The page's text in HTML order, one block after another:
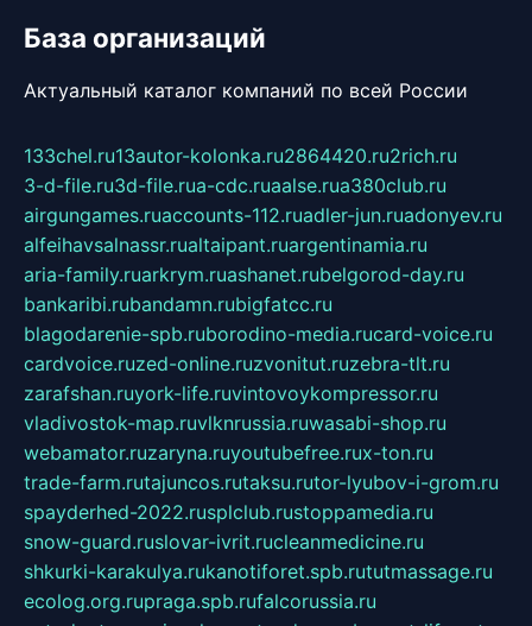
База организаций
Актуальный каталог компаний по всей России
133chel.ru13autor-kolonka.ru2864420.ru2rich.ru
3-d-file.ru3d-file.rua-cdc.ruaalse.rua380club.ru
airgungames.ruaccounts-112.ruadler-jun.ruadonyev.ru
alfeihavsalnassr.rualtaipant.ruargentinamia.ru
aria-family.ruarkrym.ruashanet.rubelgorod-day.ru
bankaribi.rubandamn.rubigfatcc.ru
blagodarenie-spb.ruborodino-media.rucard-voice.ru
cardvoice.ruzed-online.ruzvonitut.ruzebra-tlt.ru
zarafshan.ruyork-life.ruvintovoykompressor.ru
vladivostok-map.ruvlknrussia.ruwasabi-shop.ru
webamator.ruzaryna.ruyoutubefree.rux-ton.ru
trade-farm.rutajuncos.rutaksu.rutor-lyubov-i-grom.ru
spayderhed-2022.rusplclub.rustoppamedia.ru
snow-guard.ruslovar-ivrit.rucleanmedicine.ru
shkurki-karakulya.rukanotiforet.spb.rututmassage.ru
ecolog.org.rupraga.spb.rufalcorussia.ru